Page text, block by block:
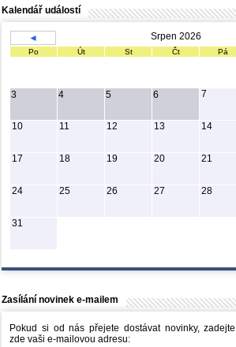
Kalendář událostí
◄ Srpen 2026
Po Út St Čt Pá
3 4 5 6 7
10 11 12 13 14
17 18 19 20 21
24 25 26 27 28
31
Zasílání novinek e-mailem
Pokud si od nás přejete dostávat novinky, zadejte
zde vaši e-mailovou adresu: